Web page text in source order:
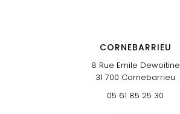
CORNEBARRIEU
8 Rue Emile Dewoitine
31 700 Cornebarrieu
05 61 85 25 30